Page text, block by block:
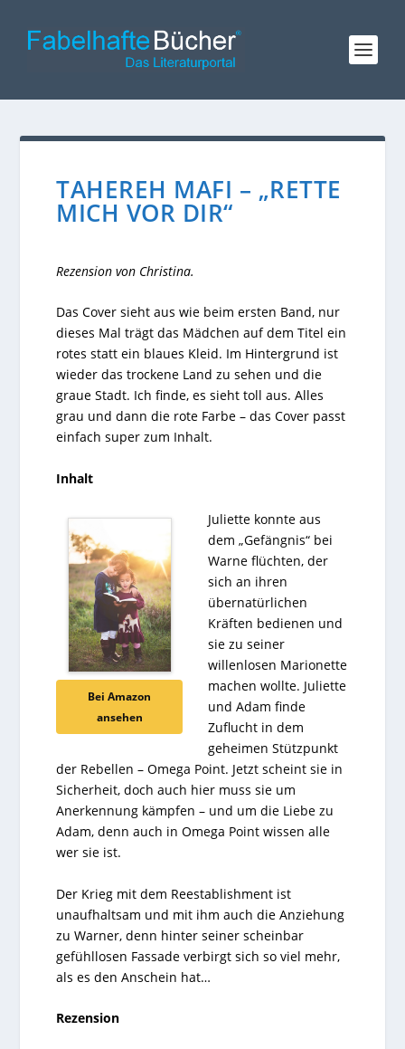
TAHEREH MAFI – „RETTE
MICH VOR DIR“
Rezension von Christina.
Das Cover sieht aus wie beim ersten Band, nur
dieses Mal trägt das Mädchen auf dem Titel ein
rotes statt ein blaues Kleid. Im Hintergrund ist
wieder das trockene Land zu sehen und die
graue Stadt. Ich finde, es sieht toll aus. Alles
grau und dann die rote Farbe – das Cover passt
einfach super zum Inhalt.
Inhalt
Bei Amazon
ansehen
Juliette konnte aus
dem „Gefängnis“ bei
Warne flüchten, der
sich an ihren
übernatürlichen
Kräften bedienen und
sie zu seiner
willenlosen Marionette
machen wollte. Juliette
und Adam finde
Zuflucht in dem
geheimen Stützpunkt
der Rebellen – Omega Point. Jetzt scheint sie in
Sicherheit, doch auch hier muss sie um
Anerkennung kämpfen – und um die Liebe zu
Adam, denn auch in Omega Point wissen alle
wer sie ist.
Der Krieg mit dem Reestablishment ist
unaufhaltsam und mit ihm auch die Anziehung
zu Warner, denn hinter seiner scheinbar
gefühllosen Fassade verbirgt sich so viel mehr,
als es den Anschein hat…
Rezension